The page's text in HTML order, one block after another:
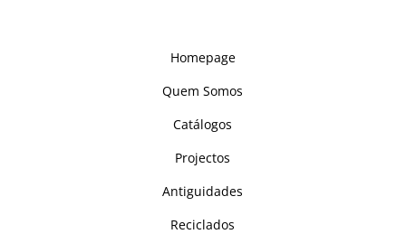
Homepage
Quem Somos
Catálogos
Projectos
Antiguidades
Reciclados